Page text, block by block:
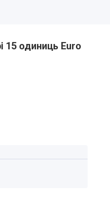
15 одиниць Euro